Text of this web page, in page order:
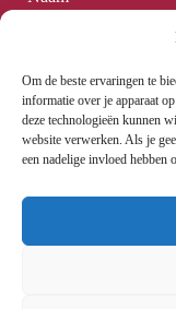
Om de beste ervaringen te
informatie over je apparaat
deze technologieën kunnen
website verwerken. Als je
een nadelige invloed hebben
Email *
Meld me aan